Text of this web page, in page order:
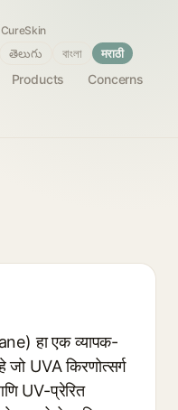
Products
Concerns
తెలుగు বাংলা मराठी
हा एक व्यापक-
UVA किरणोत्सर्ग
UV-प्रेरित